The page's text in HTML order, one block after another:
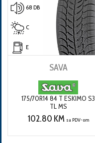
68 DB
C
E
SAVA
175/70R14 84 T ESKIMO S3
TL MS
102.80 KM sa PDV-om